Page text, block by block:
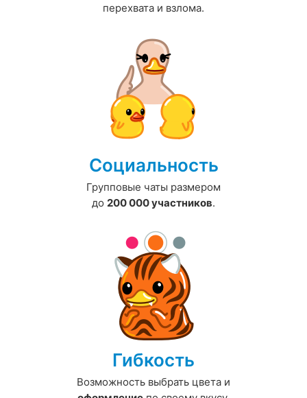
перехвата и взлома.
Социальность
Групповые чаты размером
до 200 000 участников.
Гибкость
Возможность выбрать цвета и